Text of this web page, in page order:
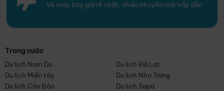
Vé máy bay giá rẻ nhất, nhiều khuyến mãi hấp dẫn
Trong nước
Du lịch Nam Du
Du lịch Đà Lạt
Du lịch Miền tây
Du lịch Nha Trang
Du lịch Côn Đảo
Du lịch Sapa